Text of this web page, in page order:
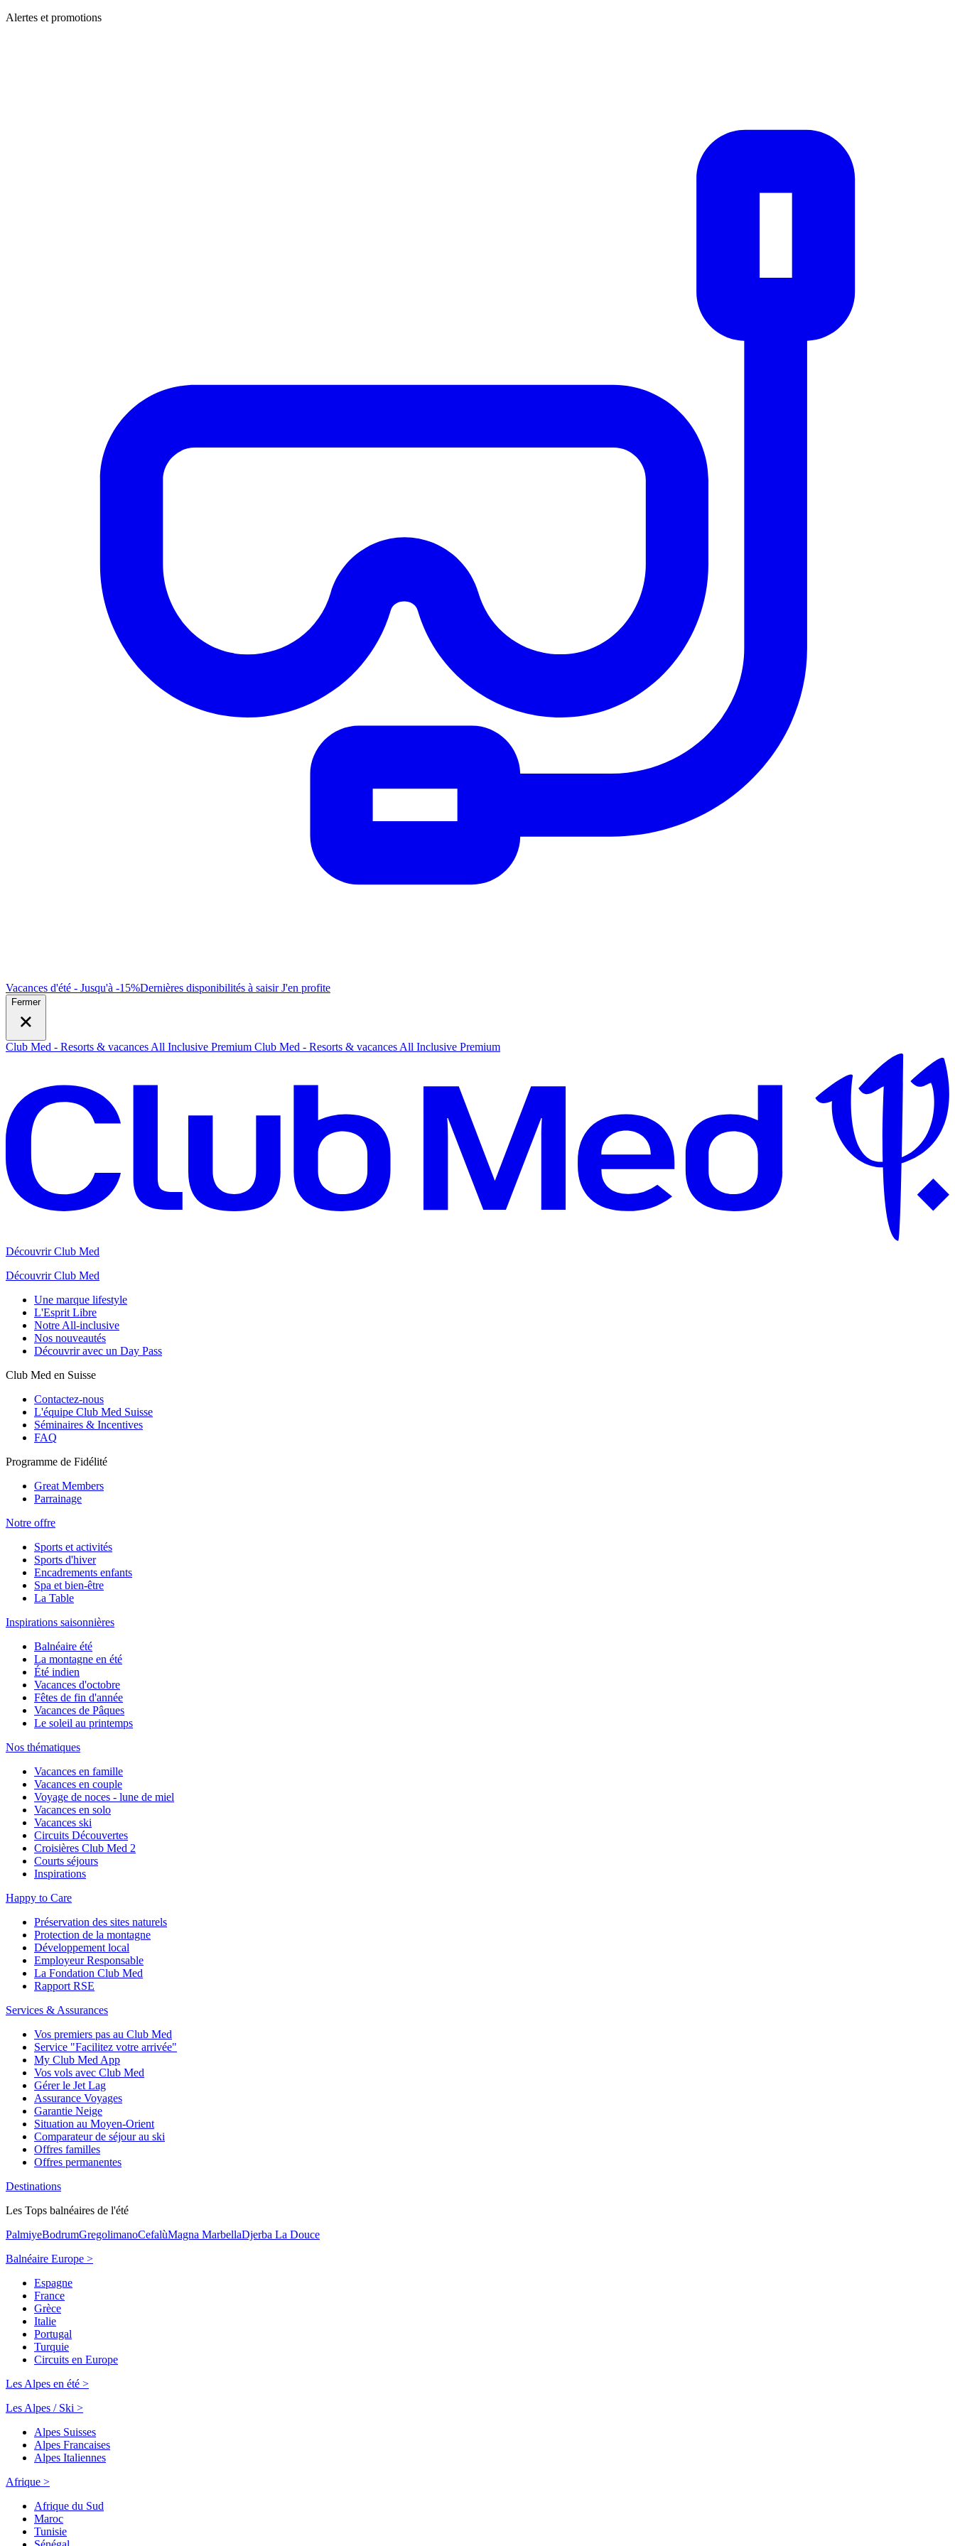
Alertes et promotions
Vacances d'été - Jusqu'à -15%Dernières disponibilités à saisirJ'en profite
Fermer
Club Med - Resorts & vacances All Inclusive Premium Club Med - Resorts & vacances All Inclusive Premium
Découvrir Club Med
Découvrir Club Med
Une marque lifestyle
L'Esprit Libre
Notre All-inclusive
Nos nouveautés
Découvrir avec un Day Pass
Club Med en Suisse
Contactez-nous
L'équipe Club Med Suisse
Séminaires & Incentives
FAQ
Programme de Fidélité
Great Members
Parrainage
Notre offre
Sports et activités
Sports d'hiver
Encadrements enfants
Spa et bien-être
La Table
Inspirations saisonnières
Balnéaire été
La montagne en été
Été indien
Vacances d'octobre
Fêtes de fin d'année
Vacances de Pâques
Le soleil au printemps
Nos thématiques
Vacances en famille
Vacances en couple
Voyage de noces - lune de miel
Vacances en solo
Vacances ski
Circuits Découvertes
Croisières Club Med 2
Courts séjours
Inspirations
Happy to Care
Préservation des sites naturels
Protection de la montagne
Développement local
Employeur Responsable
La Fondation Club Med
Rapport RSE
Services & Assurances
Vos premiers pas au Club Med
Service "Facilitez votre arrivée"
My Club Med App
Vos vols avec Club Med
Gérer le Jet Lag
Assurance Voyages
Garantie Neige
Situation au Moyen-Orient
Comparateur de séjour au ski
Offres familles
Offres permanentes
Destinations
Les Tops balnéaires de l'été
PalmiyeBodrumGregolimanoCefalùMagna MarbellaDjerba La Douce
Balnéaire Europe >
Espagne
France
Grèce
Italie
Portugal
Turquie
Circuits en Europe
Les Alpes en été >
Les Alpes / Ski >
Alpes Suisses
Alpes Francaises
Alpes Italiennes
Afrique >
Afrique du Sud
Maroc
Tunisie